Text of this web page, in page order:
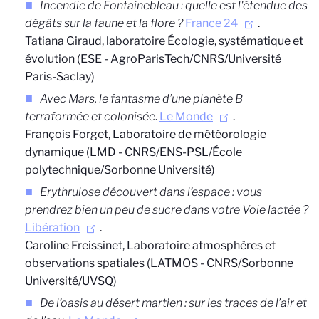
Incendie de Fontainebleau : quelle est l'étendue des
dégâts sur la faune et la flore ? France 24
.
Tatiana Giraud, laboratoire Écologie, systématique et
évolution (ESE - AgroParisTech/CNRS/Université
Paris-Saclay)
Avec Mars, le fantasme d’une planète B
terraformée et colonisée. Le Monde
.
François Forget, Laboratoire de météorologie
dynamique (LMD - CNRS/ENS-PSL/École
polytechnique/Sorbonne Université)
Erythrulose découvert dans l’espace : vous
prendrez bien un peu de sucre dans votre Voie lactée ?
Libération
.
Caroline Freissinet, Laboratoire atmosphères et
observations spatiales (LATMOS - CNRS/Sorbonne
Université/UVSQ)
De l’oasis au désert martien : sur les traces de l’air et